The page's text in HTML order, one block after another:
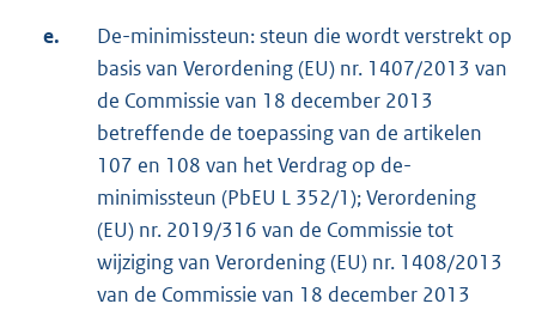
e.
De-minimissteun: steun die wordt verstrekt op
basis van Verordening (EU) nr. 1407/2013 van
de Commissie van 18 december 2013
betreffende de toepassing van de artikelen
107 en 108 van het Verdrag op de-
minimissteun (PbEU L 352/1); Verordening
(EU) nr. 2019/316 van de Commissie tot
wijziging van Verordening (EU) nr. 1408/2013
van de Commissie van 18 december 2013